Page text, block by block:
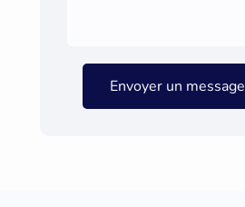
Envoyer un message